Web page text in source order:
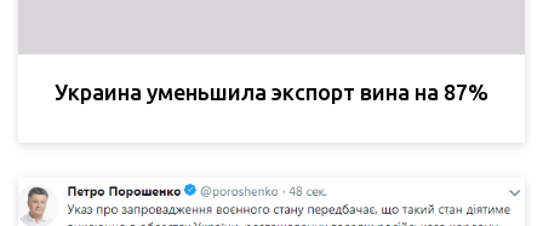
Украина уменьшила экспорт вина на 87%